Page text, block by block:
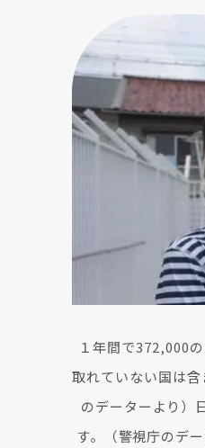
１年間で372,000
取れていない国は
のデーターより）
す。（警視庁のデ